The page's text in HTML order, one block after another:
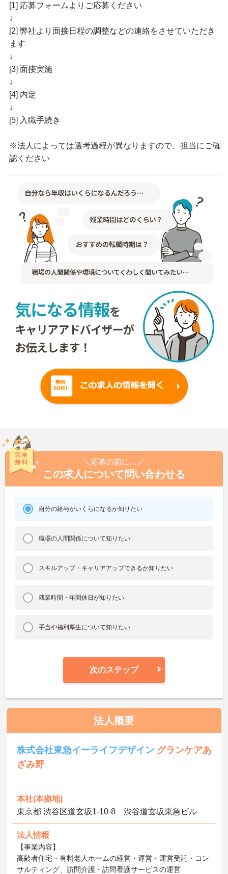
[1] 応募フォームよりご応募ください
↓
[2] 弊社より面接日程の調整などの連絡をさせていただき
ます
↓
[3] 面接実施
↓
[4] 内定
↓
[5] 入職手続き
※法人によっては選考過程が異なりますので、担当にご確
認ください
＼応募の前に…／
この求人について問い合わせる
自分の給与がいくらになるか知りたい
職場の人間関係について知りたい
スキルアップ・キャリアアップできるか知りたい
残業時間・年間休日が知りたい
手当や福利厚生について知りたい
次のステップ
法人概要
株式会社東急イーライフデザイン グランケアあ
ざみ野
本社(本拠地)
東京都 渋谷区道玄坂1-10-8 渋谷道玄坂東急ビル
法人情報
【事業内容】
高齢者住宅・有料老人ホームの経営・運営・運営受託・コン
サルティング、訪問介護・訪問看護サービスの運営